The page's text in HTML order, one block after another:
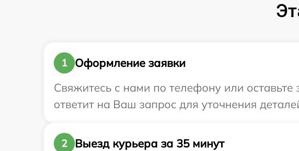
1
Оформление заявки
Свяжитесь с нами по телефону или
ответит на Ваш запрос для уточнения
2
Выезд курьера за 35 минут